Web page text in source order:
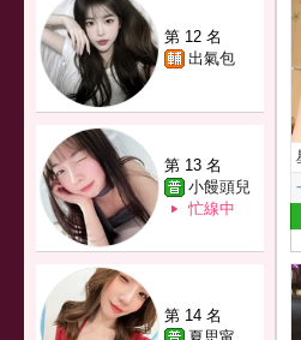
第 12 名
出氣包
第 13 名
小饅頭兒
忙線中
第 14 名